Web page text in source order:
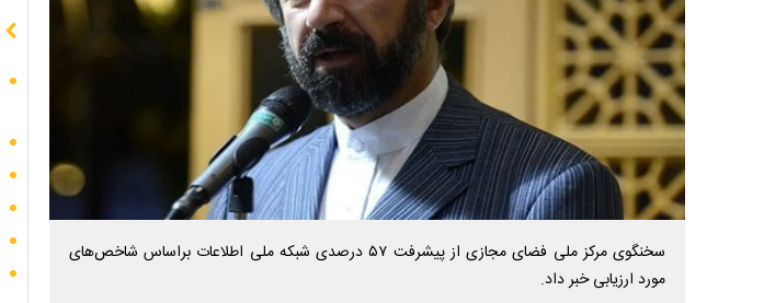
سخنگوی مرکز ملی فضای مجازی از پیشرفت ۵۷ درصدی شبکه ملی اطلاعات براساس شاخص‌های
مورد ارزیابی خبر داد.